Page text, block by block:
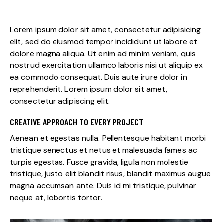
Lorem ipsum dolor sit amet, consectetur adipisicing
elit, sed do eiusmod tempor incididunt ut labore et
dolore magna aliqua. Ut enim ad minim veniam, quis
nostrud exercitation ullamco laboris nisi ut aliquip ex
ea commodo consequat. Duis aute irure dolor in
reprehenderit. Lorem ipsum dolor sit amet,
consectetur adipiscing elit.
CREATIVE APPROACH TO EVERY PROJECT
Aenean et egestas nulla. Pellentesque habitant morbi
tristique senectus et netus et malesuada fames ac
turpis egestas. Fusce gravida, ligula non molestie
tristique, justo elit blandit risus, blandit maximus augue
magna accumsan ante. Duis id mi tristique, pulvinar
neque at, lobortis tortor.